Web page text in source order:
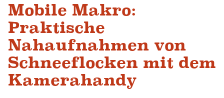
Mobile Makro:
Praktische
Nahaufnahmen von
Schneeflocken mit dem
Kamerahandy